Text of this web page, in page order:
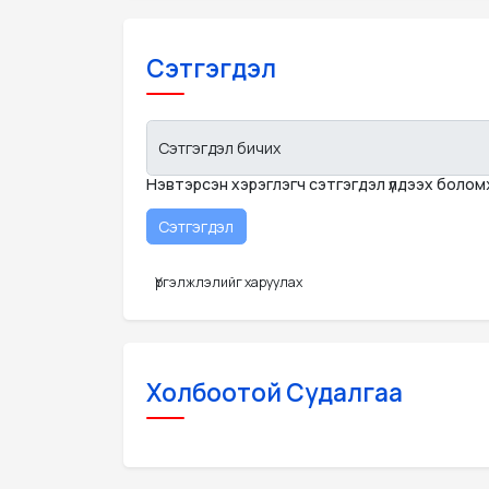
Сэтгэгдэл
Сэтгэгдэл бичих
Нэвтэрсэн хэрэглэгч сэтгэгдэл үлдээх
Үргэлжлэлийг харуулах
Холбоотой Судалгаа